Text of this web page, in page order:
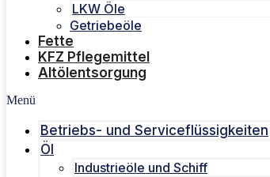
LKW Öle
Getriebeöle
Fette
KFZ Pflegemittel
Altölentsorgung
Menü
Betriebs- und Serviceflüssigkeiten
Öl
Industrieöle und Schiff